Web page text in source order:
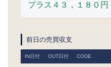
プラス４３，１８０円
前日の売買収支
IN日付 OUT日付 CODE